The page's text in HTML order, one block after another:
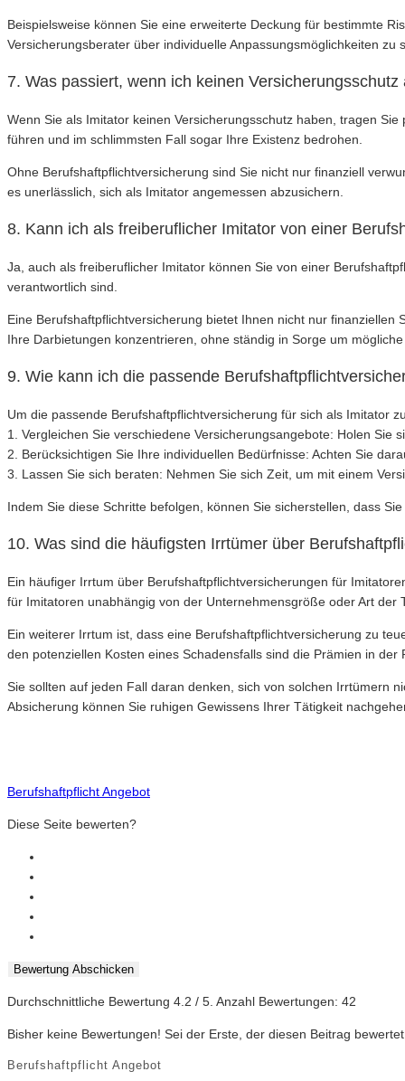
Beispielsweise können Sie eine erweiterte Deckung für bestimmte
Versicherungsberater über individuelle Anpassungsmöglichkeiten
7. Was passiert, wenn ich keinen
Wenn Sie als Imitator keinen Versicherungsschutz haben, tragen
führen und im schlimmsten Fall sogar Ihre Existenz bedrohen.
Ohne Berufshaftpflichtversicherung sind Sie nicht nur finanziell
es unerlässlich, sich als Imitator angemessen abzusichern.
8. Kann ich als freiberuflicher Imitator von einer
Ja, auch als freiberuflicher Imitator können Sie von einer
verantwortlich sind.
Eine Berufshaftpflichtversicherung bietet Ihnen nicht nur
Ihre Darbietungen konzentrieren, ohne ständig in Sorge um
9. Wie kann ich die passende
Um die passende Berufshaftpflichtversicherung für sich als Imitator
1. Vergleichen Sie verschiedene Versicherungsangebote: Holen
2. Berücksichtigen Sie Ihre individuellen Bedürfnisse: Achten Sie
3. Lassen Sie sich beraten: Nehmen Sie sich Zeit, um mit einem
Indem Sie diese Schritte befolgen, können Sie sicherstellen, dass
10. Was sind die häufigsten Irrtümer über
Ein häufiger Irrtum über Berufshaftpflichtversicherungen für
für Imitatoren unabhängig von der Unternehmensgröße oder Art
Ein weiterer Irrtum ist, dass eine Berufshaftpflichtversicherung zu
den potenziellen Kosten eines Schadensfalls sind die Prämien in der
Sie sollten auf jeden Fall daran denken, sich von solchen Irrtümern
Absicherung können Sie ruhigen Gewissens Ihrer Tätigkeit
Berufshaftpflicht Angebot
Diese Seite bewerten?
Bewertung Abschicken
Durchschnittliche Bewertung 4.2 / 5. Anzahl Bewertungen: 42
Bisher keine Bewertungen! Sei der Erste, der diesen Beitrag
Berufshaftpflicht Angebot